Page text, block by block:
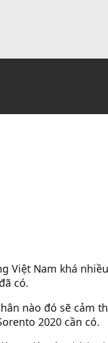
Việt Nam khá
có.
nào đó sẽ
2020 cần có.